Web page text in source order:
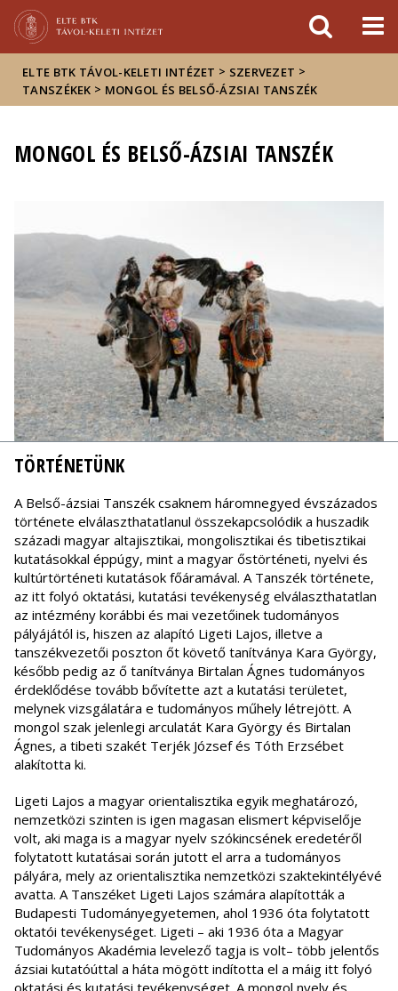
sajtóban
ELTE BTK TÁVOL-KELETI INTÉZET > SZERVEZET >
TANSZÉKEK > MONGOL ÉS BELSŐ-ÁZSIAI TANSZÉK
MONGOL ÉS BELSŐ-ÁZSIAI TANSZÉK
TÖRTÉNETÜNK
A Belső-ázsiai Tanszék csaknem háromnegyed évszázados
története elválaszthatatlanul összekapcsolódik a huszadik
századi magyar altajisztikai, mongolisztikai és tibetisztikai
kutatásokkal éppúgy, mint a magyar őstörténeti, nyelvi és
kultúrtörténeti kutatások főáramával. A Tanszék története,
az itt folyó oktatási, kutatási tevékenység elválaszthatatlan
az intézmény korábbi és mai vezetőinek tudományos
pályájától is, hiszen az alapító Ligeti Lajos, illetve a
tanszékvezetői poszton őt követő tanítványa Kara György,
később pedig az ő tanítványa Birtalan Ágnes tudományos
érdeklődése tovább bővítette azt a kutatási területet,
melynek vizsgálatára e tudományos műhely létrejött. A
mongol szak jelenlegi arculatát Kara György és Birtalan
Ágnes, a tibeti szakét Terjék József és Tóth Erzsébet
alakította ki.
Ligeti Lajos a magyar orientalisztika egyik meghatározó,
nemzetközi szinten is igen magasan elismert képviselője
volt, aki maga is a magyar nyelv szókincsének eredetéről
folytatott kutatásai során jutott el arra a tudományos
pályára, mely az orientalisztika nemzetközi szaktekintélyévé
avatta. A Tanszéket Ligeti Lajos számára alapították a
Budapesti Tudományegyetemen, ahol 1936 óta folytatott
oktatói tevékenységet. Ligeti – aki 1936 óta a Magyar
Tudományos Akadémia levelező tagja is volt– több jelentős
ázsiai kutatóúttal a háta mögött indította el a máig itt folyó